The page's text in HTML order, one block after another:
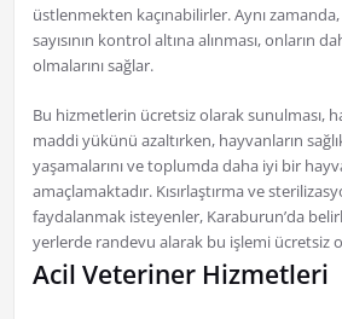
üstlenmekten kaçınabilirler. Aynı
sayısının kontrol altına alınması, onların
olmalarını sağlar.
Bu hizmetlerin ücretsiz olarak sunulması,
maddi yükünü azaltırken, hayvanların
yaşamalarını ve toplumda daha iyi bir
amaçlamaktadır. Kısırlaştırma ve
faydalanmak isteyenler, Karaburun’da
yerlerde randevu alarak bu işlemi ücretsiz
Acil Veteriner Hizmetleri